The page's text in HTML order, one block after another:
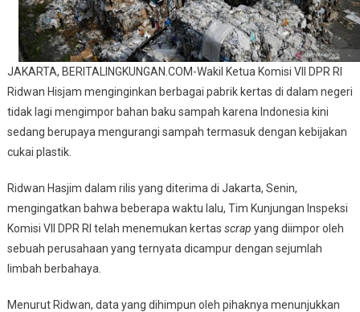
Sampah
JAKARTA, BERITALINGKUNGAN.COM-Wakil Ketua Komisi VII DPR RI
Ridwan Hisjam menginginkan berbagai pabrik kertas di dalam negeri
tidak lagi mengimpor bahan baku sampah karena Indonesia kini
sedang berupaya mengurangi sampah termasuk dengan kebijakan
cukai plastik.
Ridwan Hasjim dalam rilis yang diterima di Jakarta, Senin,
mengingatkan bahwa beberapa waktu lalu, Tim Kunjungan Inspeksi
Komisi VII DPR RI telah menemukan kertas scrap yang diimpor oleh
sebuah perusahaan yang ternyata dicampur dengan sejumlah
limbah berbahaya.
Menurut Ridwan, data yang dihimpun oleh pihaknya menunjukkan